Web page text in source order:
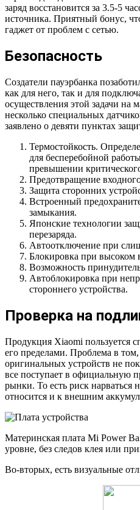
заряд восстановится за 3.5-5
источника. Приятный бонус,
гаджет от проблем с сетью.
Безопасность
Создатели пауэрбанка
как для него, так и для
осуществления этой задачи на
несколько специальных
заявлено о девяти пунктах
Термостойкость.
для бесперебойной
превышении
Предотвращение
Защита сторонних
Встроенный
замыкания.
Японские технологии
перезаряда.
Автоотключение при
Блокировка при высоком
Возможность
Автоблокировка при
стороннего устройства.
Проверка на
Продукция Xiaomi пользуется
его пределами. Проблема в
оригинальных устройств не
все поступает в официальную
рынки. То есть риск нарваться
относится и к внешним
Материнская плата Mi Power
уровне, без следов клея или
Во-вторых, есть визуальные